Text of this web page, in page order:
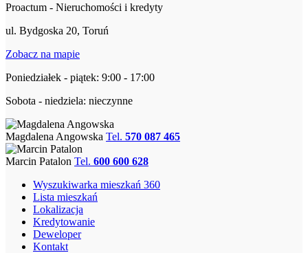
Proactum - Nieruchomości i kredyty
ul. Bydgoska 20, Toruń
Zobacz na mapie
Poniedziałek - piątek: 9:00 - 17:00
Sobota - niedziela: nieczynne
Magdalena Angowska Tel. 570 087 465
Marcin Patalon Tel. 600 600 628
Wyszukiwarka mieszkań 360
Lista mieszkań
Lokalizacja
Kredytowanie
Deweloper
Kontakt